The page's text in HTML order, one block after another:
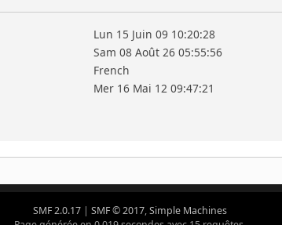
Lun 15 Juin 09 10:20:28
Sam 08 Août 26 05:55:56
French
Mer 16 Mai 12 09:47:21
SMF 2.0.17| SMF © 2017,Simple Machines